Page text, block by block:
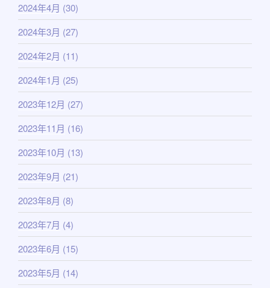
2024年4月 (30)
2024年3月 (27)
2024年2月 (11)
2024年1月 (25)
2023年12月 (27)
2023年11月 (16)
2023年10月 (13)
2023年9月 (21)
2023年8月 (8)
2023年7月 (4)
2023年6月 (15)
2023年5月 (14)